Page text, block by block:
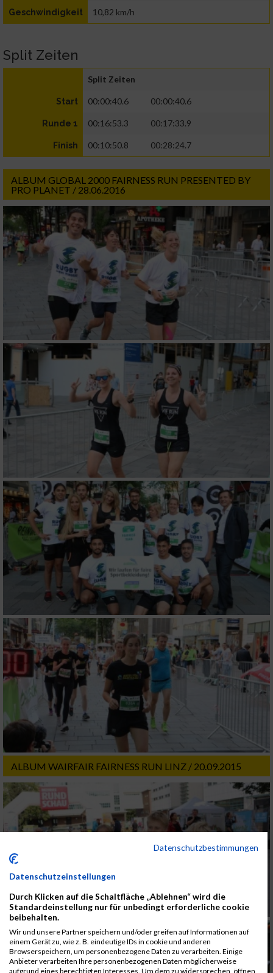
Geschwindigkeit 10,82 km/h
Split Zeiten
Split Zeiten
Start 00:00:40.6 00:00:40.6
Runde 1 00:16:53.3 00:17:33.9
Finish 00:10:50.8 00:28:24.7
ALBUM GLOBAL 2000 FAIRNESS RUN PRESENTED BY
PRO PLANET / 28.06.2016
ALBUM WAIRFAIR FAIRNESS RUN LINZ / 20.09.2015
Datenschutzbestimmungen
Datenschutzeinstellungen
Durch Klicken auf die Schaltfläche „Ablehnen“ wird die
Standardeinstellung nur für unbedingt erforderliche cookie
beibehalten.
Wir und unsere Partner speichern und/oder greifen auf Informationen auf
einem Gerät zu, wie z. B. eindeutige IDs in cookie und anderen
Browserspeichern, um personenbezogene Daten zu verarbeiten. Einige
Anbieter verarbeiten Ihre personenbezogenen Daten möglicherweise
aufgrund eines berechtigten Interesses. Um dem zu widersprechen, öffnen